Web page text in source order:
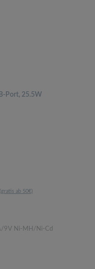
Port, 25.5W
Preis:
ab 50€)